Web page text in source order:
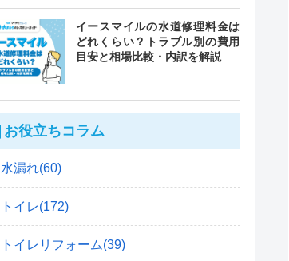
イースマイルの水道修理料金は
どれくらい？トラブル別の費用
目安と相場比較・内訳を解説
お役立ちコラム
水漏れ(60)
トイレ(172)
トイレリフォーム(39)